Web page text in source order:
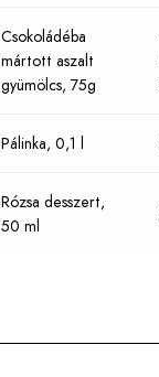
Csokoládéba
mártott aszalt
gyümölcs, 75g
Pálinka, 0,1 l
Rózsa desszert,
50 ml